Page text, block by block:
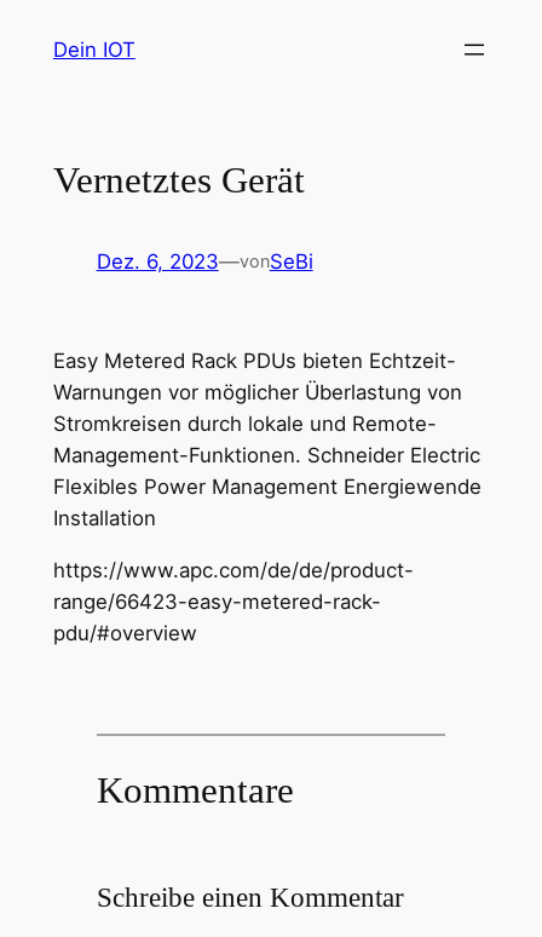
InhaltDein IOT
Vernetztes Gerät
Dez. 6, 2023—vonSeBi
Easy Metered Rack PDUs bieten Echtzeit-
Warnungen vor möglicher Überlastung von
Stromkreisen durch lokale und Remote-
Management-Funktionen. Schneider Electric
Flexibles Power Management Energiewende
Installation
https://www.apc.com/de/de/product-
range/66423-easy-metered-rack-
pdu/#overview
Kommentare
Schreibe einen Kommentar